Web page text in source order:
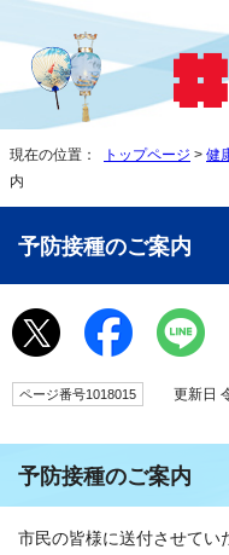
現在の位置： トップページ > 健
内
予防接種のご案内
ページ番号1018015 更新日
予防接種のご案内
市民の皆様に送付させてい